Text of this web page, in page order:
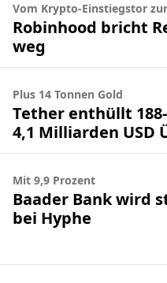
Vom Krypto-Einstiegstor
Robinhood bricht
weg
Plus 14 Tonnen Gold
Tether enthüllt
4,1 Milliarden USD
Mit 9,9 Prozent
Baader Bank wird
bei Hyphe